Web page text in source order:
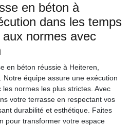
en béton à
dans les temps
normes avec
en béton réussie à Heiteren,
Notre équipe assure une exécution
normes les plus strictes. Avec
votre terrasse en respectant vos
durabilité et esthétique. Faites
pour transformer votre espace